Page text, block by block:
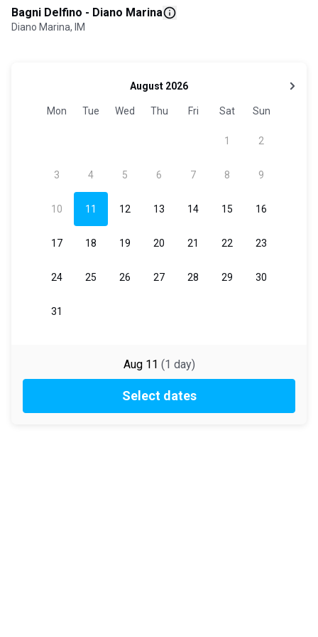
Bagni Delfino - Diano Marina
Diano Marina, IM
Aug 11 (1 day)
Select dates